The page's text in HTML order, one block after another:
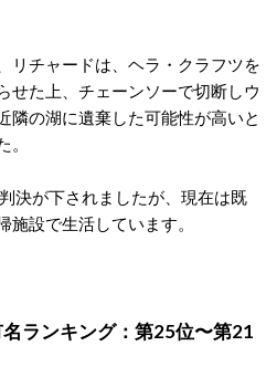
リチャードは、ヘラ・クラフツを
せた上、チェーンソーで切断しウ
隣の湖に遺棄した可能性が高いと
決が下されましたが、現在は既
設で生活しています。
ランキング：第25位〜第21